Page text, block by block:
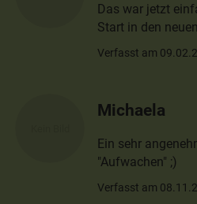
Das war jetzt
Start in den
Verfasst am
Michaela
Ein sehr
"Aufwachen" ;)
Verfasst am